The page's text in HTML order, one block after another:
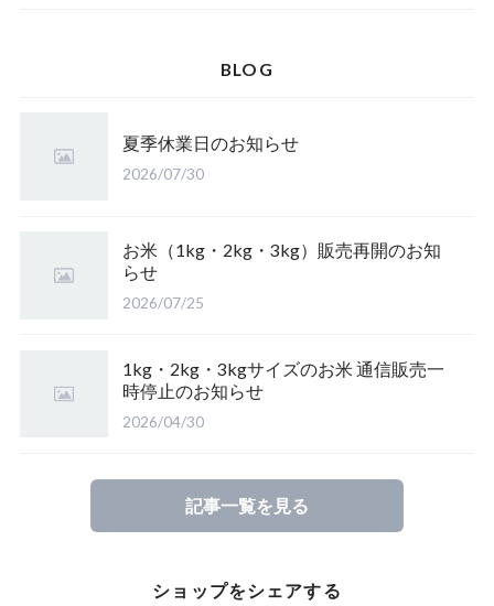
【完売】山形産 さわのはな（有機栽培米）
皇室献上米 こしひかり（長野）
特栽 笹屋のお米（オリジナル）
山形置賜産 山形95号
山形県置賜 こしひかり
たかはた つや姫（山形）
ひとめぼれ（山形）
鳥取県産 江府米きぬむすめ
山形県置賜 こしひかり
【完売】岩手のアカシア蜜
【完売】四国山脈の山の蜜
BLOG
夏季休業日のお知らせ
2026/07/30
お米（1kg・2kg・3kg）販売再開のお知
らせ
2026/07/25
1kg・2kg・3kgサイズのお米 通信販売一
時停止のお知らせ
2026/04/30
記事一覧を見る
ショップをシェアする